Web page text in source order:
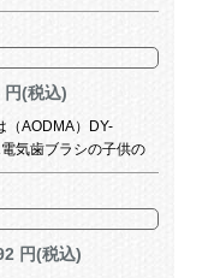
歯ブラシアップグレ
円(税込)
（AODMA）DY-
気歯ブラシの子供の
歯の口腔ケアをして
の頭を傷つけませ
円(税込)